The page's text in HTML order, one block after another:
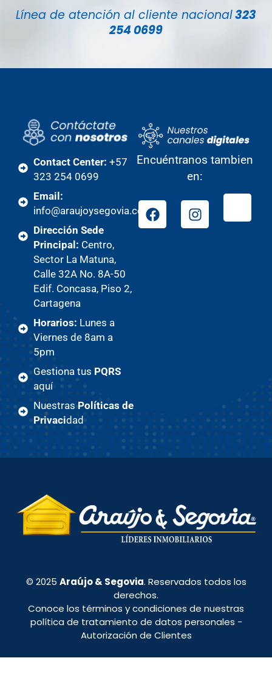
Línea de atención al cliente nacional323
254 0699
Contact Center: +57
323 254 0699
Email:
info@araujoysegovia.com
Dirección Sede
Principal: Centro,
Sector La Matuna,
Calle 32A No. 8A-50
Edif. Concasa, Piso 2,
Cartagena
Horarios: Lunes a
Viernes de 8am a
5pm
Gestiona tus PQRS
aquí
NuestrasPolíticas de
Privacidad
Encuéntranos tambien
en:
© 2025 Araújo & Segovia. Reservados todos los
derechos.
Conoce los términos y condiciones de nuestras
política de tratamiento de datos personales -
Autorización de Clientes